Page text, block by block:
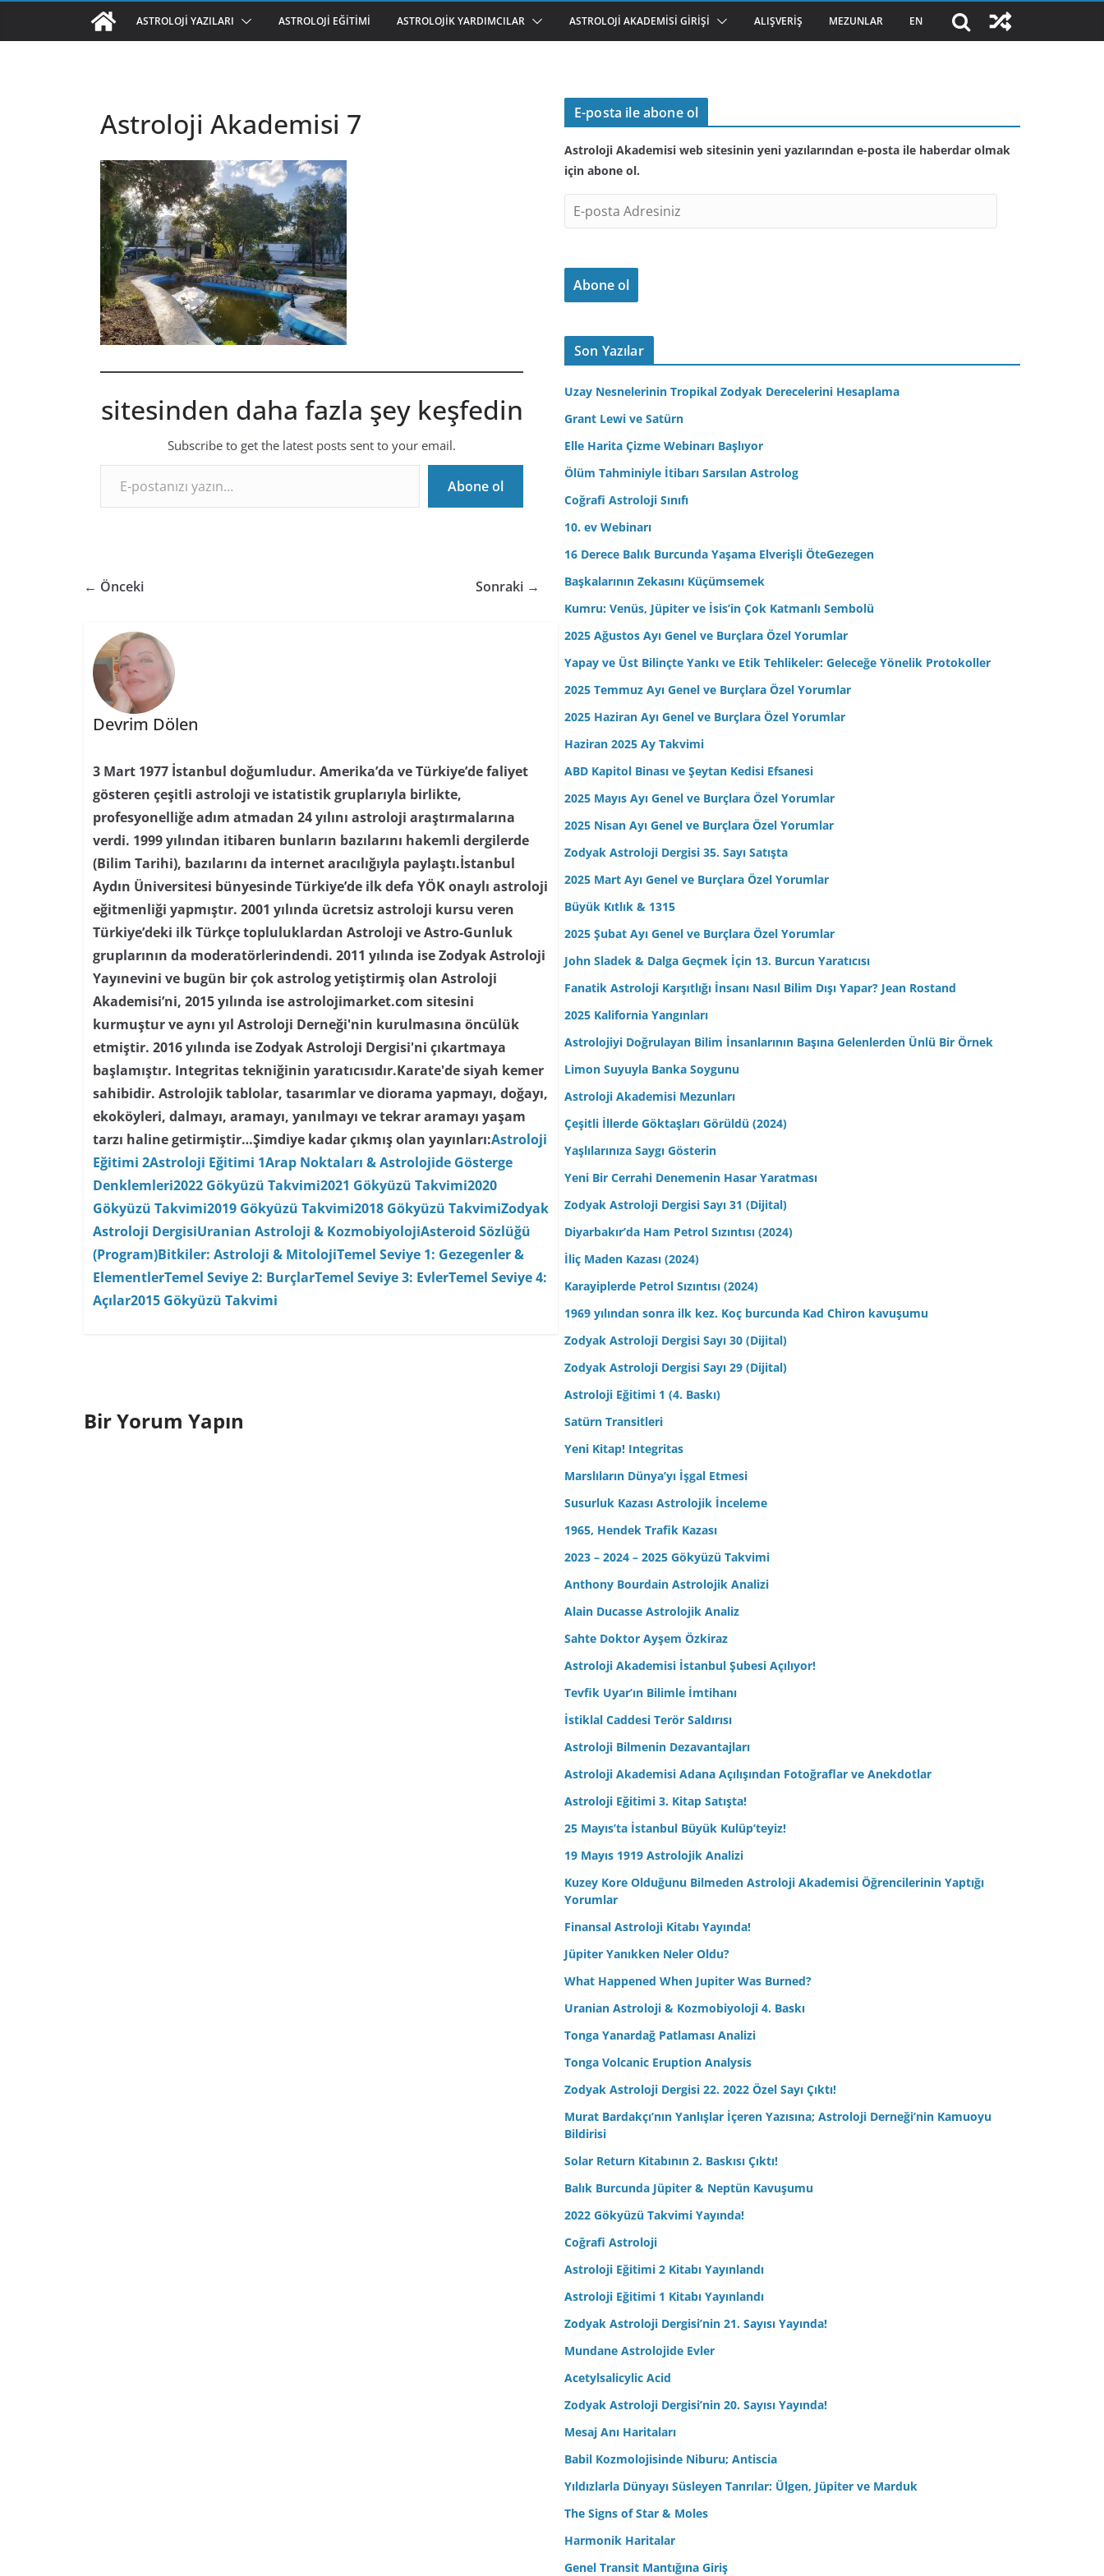
ASTROLOJI YAZILARI ASTROLOJI EĞITIMI ASTROLOJIK YARDIMCILAR ASTROLOJI AKADEMISI GIRIŞI ALIŞVERIŞ MEZUNLAR EN
Astroloji Akademisi 7
sitesinden daha fazla şey keşfedin
Subscribe to get the latest posts sent to your email.
E-postanızı yazın…
Abone ol
← Önceki Sonraki →
Devrim Dölen
3 Mart 1977 İstanbul doğumludur. Amerika’da ve Türkiye’de faliyet
gösteren çeşitli astroloji ve istatistik gruplarıyla birlikte,
profesyonelliğe adım atmadan 24 yılını astroloji araştırmalarına
verdi. 1999 yılından itibaren bunların bazılarını hakemli dergilerde
(Bilim Tarihi), bazılarını da internet aracılığıyla paylaştı.İstanbul
Aydın Üniversitesi bünyesinde Türkiye’de ilk defa YÖK onaylı astroloji
eğitmenliği yapmıştır. 2001 yılında ücretsiz astroloji kursu veren
Türkiye’deki ilk Türkçe topluluklardan Astroloji ve Astro-Gunluk
gruplarının da moderatörlerindendi. 2011 yılında ise Zodyak Astroloji
Yayınevini ve bugün bir çok astrolog yetiştirmiş olan Astroloji
Akademisi’ni, 2015 yılında ise astrolojimarket.com sitesini
kurmuştur ve aynı yıl Astroloji Derneği'nin kurulmasına öncülük
etmiştir. 2016 yılında ise Zodyak Astroloji Dergisi'ni çıkartmaya
başlamıştır. Integritas tekniğinin yaratıcısıdır.Karate'de siyah kemer
sahibidir. Astrolojik tablolar, tasarımlar ve diorama yapmayı, doğayı,
ekoköyleri, dalmayı, aramayı, yanılmayı ve tekrar aramayı yaşam
tarzı haline getirmiştir…Şimdiye kadar çıkmış olan yayınları:Astroloji
Eğitimi 2Astroloji Eğitimi 1Arap Noktaları & Astrolojide Gösterge
Denklemleri2022 Gökyüzü Takvimi2021 Gökyüzü Takvimi2020
Gökyüzü Takvimi2019 Gökyüzü Takvimi2018 Gökyüzü TakvimiZodyak
Astroloji DergisiUranian Astroloji & KozmobiyolojiAsteroid Sözlüğü
(Program)Bitkiler: Astroloji & MitolojiTemel Seviye 1: Gezegenler &
ElementlerTemel Seviye 2: BurçlarTemel Seviye 3: EvlerTemel Seviye 4:
Açılar2015 Gökyüzü Takvimi
Bir Yorum Yapın
E-posta ile abone ol
Astroloji Akademisi web sitesinin yeni yazılarından e-posta ile haberdar olmak
için abone ol.
-
o
t
d
r
i
n
Abone ol
Son Yazılar
Uzay Nesnelerinin Tropikal Zodyak Derecelerini Hesaplama
Grant Lewi ve Satürn
Elle Harita Çizme Webinarı Başlıyor
Ölüm Tahminiyle İtibarı Sarsılan Astrolog
Coğrafi Astroloji Sınıfı
10. ev Webinarı
16 Derece Balık Burcunda Yaşama Elverişli ÖteGezegen
Başkalarının Zekasını Küçümsemek
Kumru: Venüs, Jüpiter ve İsis’in Çok Katmanlı Sembolü
2025 Ağustos Ayı Genel ve Burçlara Özel Yorumlar
Yapay ve Üst Bilinçte Yankı ve Etik Tehlikeler: Geleceğe Yönelik Protokoller
2025 Temmuz Ayı Genel ve Burçlara Özel Yorumlar
2025 Haziran Ayı Genel ve Burçlara Özel Yorumlar
Haziran 2025 Ay Takvimi
ABD Kapitol Binası ve Şeytan Kedisi Efsanesi
2025 Mayıs Ayı Genel ve Burçlara Özel Yorumlar
2025 Nisan Ayı Genel ve Burçlara Özel Yorumlar
Zodyak Astroloji Dergisi 35. Sayı Satışta
2025 Mart Ayı Genel ve Burçlara Özel Yorumlar
Büyük Kıtlık & 1315
2025 Şubat Ayı Genel ve Burçlara Özel Yorumlar
John Sladek & Dalga Geçmek İçin 13. Burcun Yaratıcısı
Fanatik Astroloji Karşıtlığı İnsanı Nasıl Bilim Dışı Yapar? Jean Rostand
2025 Kalifornia Yangınları
Astrolojiyi Doğrulayan Bilim İnsanlarının Başına Gelenlerden Ünlü Bir Örnek
Limon Suyuyla Banka Soygunu
Astroloji Akademisi Mezunları
Çeşitli İllerde Göktaşları Görüldü (2024)
Yaşlılarınıza Saygı Gösterin
Yeni Bir Cerrahi Denemenin Hasar Yaratması
Zodyak Astroloji Dergisi Sayı 31 (Dijital)
Diyarbakır’da Ham Petrol Sızıntısı (2024)
İliç Maden Kazası (2024)
Karayiplerde Petrol Sızıntısı (2024)
1969 yılından sonra ilk kez. Koç burcunda Kad Chiron kavuşumu
Zodyak Astroloji Dergisi Sayı 30 (Dijital)
Zodyak Astroloji Dergisi Sayı 29 (Dijital)
Astroloji Eğitimi 1 (4. Baskı)
Satürn Transitleri
Yeni Kitap! Integritas
Marslıların Dünya’yı İşgal Etmesi
Susurluk Kazası Astrolojik İnceleme
1965, Hendek Trafik Kazası
2023 – 2024 – 2025 Gökyüzü Takvimi
Anthony Bourdain Astrolojik Analizi
Alain Ducasse Astrolojik Analiz
Sahte Doktor Ayşem Özkiraz
Astroloji Akademisi İstanbul Şubesi Açılıyor!
Tevfik Uyar’ın Bilimle İmtihanı
İstiklal Caddesi Terör Saldırısı
Astroloji Bilmenin Dezavantajları
Astroloji Akademisi Adana Açılışından Fotoğraflar ve Anekdotlar
Astroloji Eğitimi 3. Kitap Satışta!
25 Mayıs’ta İstanbul Büyük Kulüp’teyiz!
19 Mayıs 1919 Astrolojik Analizi
Kuzey Kore Olduğunu Bilmeden Astroloji Akademisi Öğrencilerinin Yaptığı
Yorumlar
Finansal Astroloji Kitabı Yayında!
Jüpiter Yanıkken Neler Oldu?
What Happened When Jupiter Was Burned?
Uranian Astroloji & Kozmobiyoloji 4. Baskı
Tonga Yanardağ Patlaması Analizi
Tonga Volcanic Eruption Analysis
Zodyak Astroloji Dergisi 22. 2022 Özel Sayı Çıktı!
Murat Bardakçı’nın Yanlışlar İçeren Yazısına; Astroloji Derneği’nin Kamuoyu
Bildirisi
Solar Return Kitabının 2. Baskısı Çıktı!
Balık Burcunda Jüpiter & Neptün Kavuşumu
2022 Gökyüzü Takvimi Yayında!
Coğrafi Astroloji
Astroloji Eğitimi 2 Kitabı Yayınlandı
Astroloji Eğitimi 1 Kitabı Yayınlandı
Zodyak Astroloji Dergisi’nin 21. Sayısı Yayında!
Mundane Astrolojide Evler
Acetylsalicylic Acid
Zodyak Astroloji Dergisi’nin 20. Sayısı Yayında!
Mesaj Anı Haritaları
Babil Kozmolojisinde Niburu; Antiscia
Yıldızlarla Dünyayı Süsleyen Tanrılar: Ülgen, Jüpiter ve Marduk
The Signs of Star & Moles
Harmonik Haritalar
Genel Transit Mantığına Giriş